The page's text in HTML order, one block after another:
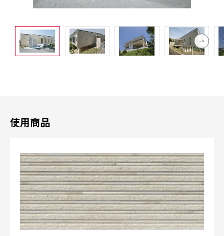
使用商品